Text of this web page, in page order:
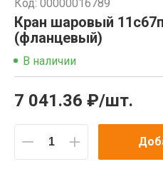
Код: 00000016789
Кран шаровый
(фланцевый)
В наличии
7 041.36 ₽/шт.